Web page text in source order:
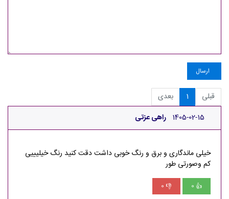
ارسال
قبلی 1
بعدی
راهی عزتی 1405-02-15
خیلی ماندگاری و برق و رنگ خوبی داشت دقت کنید رنگ خیلیییی
کم وصورتی طور
👍
0
👎
0